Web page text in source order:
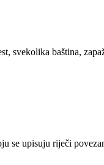
svekolika baština,
se upisuju riječi